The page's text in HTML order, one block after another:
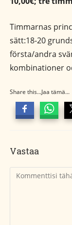
Timmarnas
sätt:18-20
första/andra
kombinationer
Share this...Jaa tämä...
Vastaa
Kommentti